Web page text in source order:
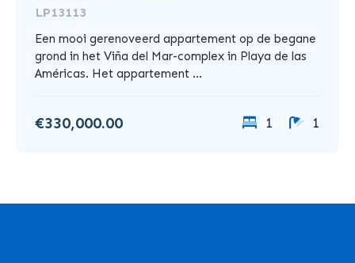
LP13113
Een mooi gerenoveerd appartement op de begane
grond in het Viña del Mar-complex in Playa de las
Américas. Het appartement ...
€330,000.00 1 1